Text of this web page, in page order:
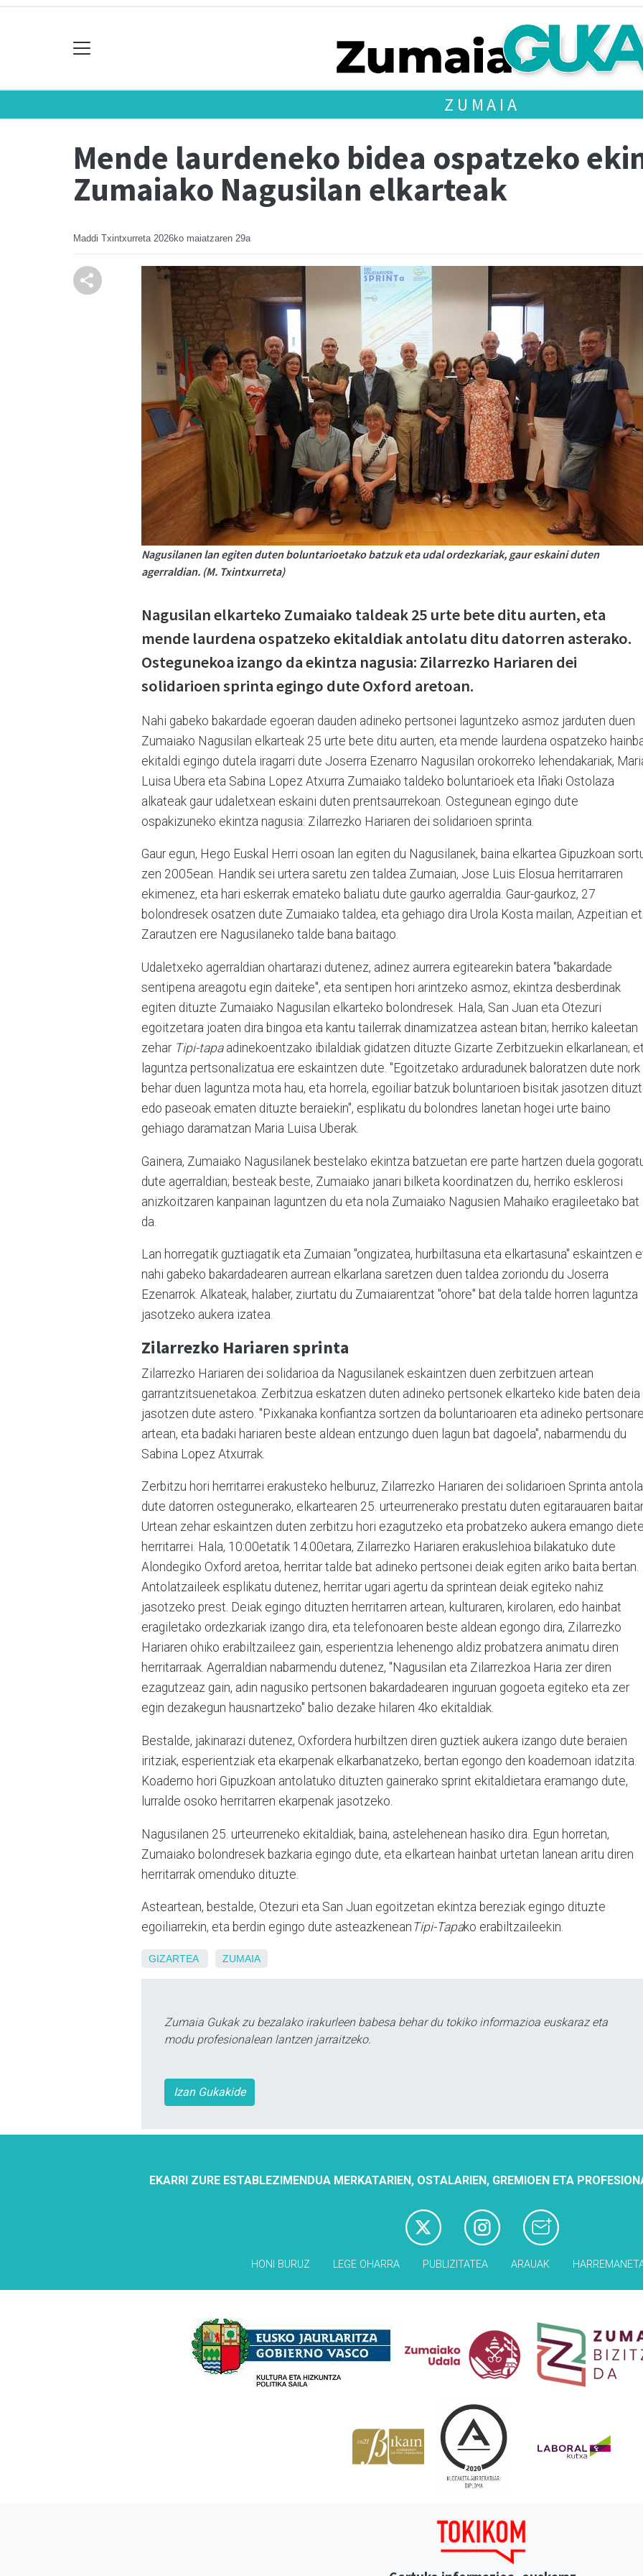
ZUMAIA
Mende laurdeneko bidea ospatzeko
Zumaiako Nagusilan elkarteak
Maddi Txintxurreta 2026ko maiatzaren 29a
Nagusilanen lan egiten duten boluntarioetako batzuk eta udal ordezkariak, gaur eskaini duten
agerraldian. (M. Txintxurreta)
Nagusilan elkarteko Zumaiako taldeak 25 urte bete ditu aurten, eta
mende laurdena ospatzeko ekitaldiak antolatu ditu datorren asterako.
Ostegunekoa izango da ekintza nagusia: Zilarrezko Hariaren dei
solidarioen sprinta egingo dute Oxford aretoan.
Nahi gabeko bakardade egoeran dauden adineko pertsonei laguntzeko asmoz jarduten duen
Zumaiako Nagusilan elkarteak 25 urte bete ditu aurten, eta mende laurdena ospatzeko
ekitaldi egingo dutela iragarri dute Joserra Ezenarro Nagusilan orokorreko lehendakariak,
Luisa Ubera eta Sabina Lopez Atxurra Zumaiako taldeko boluntarioek eta Iñaki Ostolaza
alkateak gaur udaletxean eskaini duten prentsaurrekoan. Ostegunean egingo dute
ospakizuneko ekintza nagusia: Zilarrezko Hariaren dei solidarioen sprinta.
Gaur egun, Hego Euskal Herri osoan lan egiten du Nagusilanek, baina elkartea Gipuzkoan
zen 2005ean. Handik sei urtera saretu zen taldea Zumaian, Jose Luis Elosua herritarraren
ekimenez, eta hari eskerrak emateko baliatu dute gaurko agerraldia. Gaur-gaurkoz, 27
bolondresek osatzen dute Zumaiako taldea, eta gehiago dira Urola Kosta mailan, Azpeitian
Zarautzen ere Nagusilaneko talde bana baitago.
Udaletxeko agerraldian ohartarazi dutenez, adinez aurrera egitearekin batera "bakardade
sentipena areagotu egin daiteke", eta sentipen hori arintzeko asmoz, ekintza desberdinak
egiten dituzte Zumaiako Nagusilan elkarteko bolondresek. Hala, San Juan eta Otezuri
egoitzetara joaten dira bingoa eta kantu tailerrak dinamizatzea astean bitan; herriko kaleetan
zehar Tipi-tapaadinekoentzako ibilaldiak gidatzen dituzte Gizarte Zerbitzuekin elkarlanean;
laguntza pertsonalizatua ere eskaintzen dute. "Egoitzetako arduradunek baloratzen dute nork
behar duen laguntza mota hau, eta horrela, egoiliar batzuk boluntarioen bisitak jasotzen
edo paseoak ematen dituzte beraiekin", esplikatu du bolondres lanetan hogei urte baino
gehiago daramatzan Maria Luisa Uberak.
Gainera, Zumaiako Nagusilanek bestelako ekintza batzuetan ere parte hartzen duela
dute agerraldian; besteak beste, Zumaiako janari bilketa koordinatzen du, herriko esklerosi
anizkoitzaren kanpainan laguntzen du eta nola Zumaiako Nagusien Mahaiko eragileetako bat
da.
Lan horregatik guztiagatik eta Zumaian "ongizatea, hurbiltasuna eta elkartasuna" eskaintzen
nahi gabeko bakardadearen aurrean elkarlana saretzen duen taldea zoriondu du Joserra
Ezenarrok. Alkateak, halaber, ziurtatu du Zumaiarentzat "ohore" bat dela talde horren laguntza
jasotzeko aukera izatea.
Zilarrezko Hariaren sprinta
Zilarrezko Hariaren dei solidarioa da Nagusilanek eskaintzen duen zerbitzuen artean
garrantzitsuenetakoa. Zerbitzua eskatzen duten adineko pertsonek elkarteko kide baten deia
jasotzen dute astero. "Pixkanaka konfiantza sortzen da boluntarioaren eta adineko
artean, eta badaki hariaren beste aldean entzungo duen lagun bat dagoela", nabarmendu du
Sabina Lopez Atxurrak.
Zerbitzu hori herritarrei erakusteko helburuz, Zilarrezko Hariaren dei solidarioen Sprinta
dute datorren ostegunerako, elkartearen 25. urteurrenerako prestatu duten egitarauaren
Urtean zehar eskaintzen duten zerbitzu hori ezagutzeko eta probatzeko aukera emango diete
herritarrei. Hala, 10:00etatik 14:00etara, Zilarrezko Hariaren erakuslehioa bilakatuko dute
Alondegiko Oxford aretoa, herritar talde bat adineko pertsonei deiak egiten ariko baita bertan.
Antolatzaileek esplikatu dutenez, herritar ugari agertu da sprintean deiak egiteko nahiz
jasotzeko prest. Deiak egingo dituzten herritarren artean, kulturaren, kirolaren, edo hainbat
eragiletako ordezkariak izango dira, eta telefonoaren beste aldean egongo dira, Zilarrezko
Hariaren ohiko erabiltzaileez gain, esperientzia lehenengo aldiz probatzera animatu diren
herritarraak. Agerraldian nabarmendu dutenez, "Nagusilan eta Zilarrezkoa Haria zer diren
ezagutzeaz gain, adin nagusiko pertsonen bakardadearen inguruan gogoeta egiteko eta zer
egin dezakegun hausnartzeko" balio dezake hilaren 4ko ekitaldiak.
Bestalde, jakinarazi dutenez, Oxfordera hurbiltzen diren guztiek aukera izango dute beraien
iritziak, esperientziak eta ekarpenak elkarbanatzeko, bertan egongo den koadernoan idatzita.
Koaderno hori Gipuzkoan antolatuko dituzten gainerako sprint ekitaldietara eramango dute,
lurralde osoko herritarren ekarpenak jasotzeko.
Nagusilanen 25. urteurreneko ekitaldiak, baina, astelehenean hasiko dira. Egun horretan,
Zumaiako bolondresek bazkaria egingo dute, eta elkartean hainbat urtetan lanean aritu diren
herritarrak omenduko dituzte.
Asteartean, bestalde, Otezuri eta San Juan egoitzetan ekintza bereziak egingo dituzte
egoiliarrekin, eta berdin egingo dute asteazkenean Tipi-Tapako erabiltzaileekin.
GIZARTEA ZUMAIA
Zumaia Gukak zu bezalako irakurleen babesa behar du tokiko informazioa euskaraz eta
modu profesionalean lantzen jarraitzeko.
Izan Gukakide
EKARRI ZURE ESTABLEZIMENDUA MERKATARIEN, OSTALARIEN, GREMIOEN ETA
HONI BURUZ LEGE OHARRA PUBLIZITATEA ARAUAK